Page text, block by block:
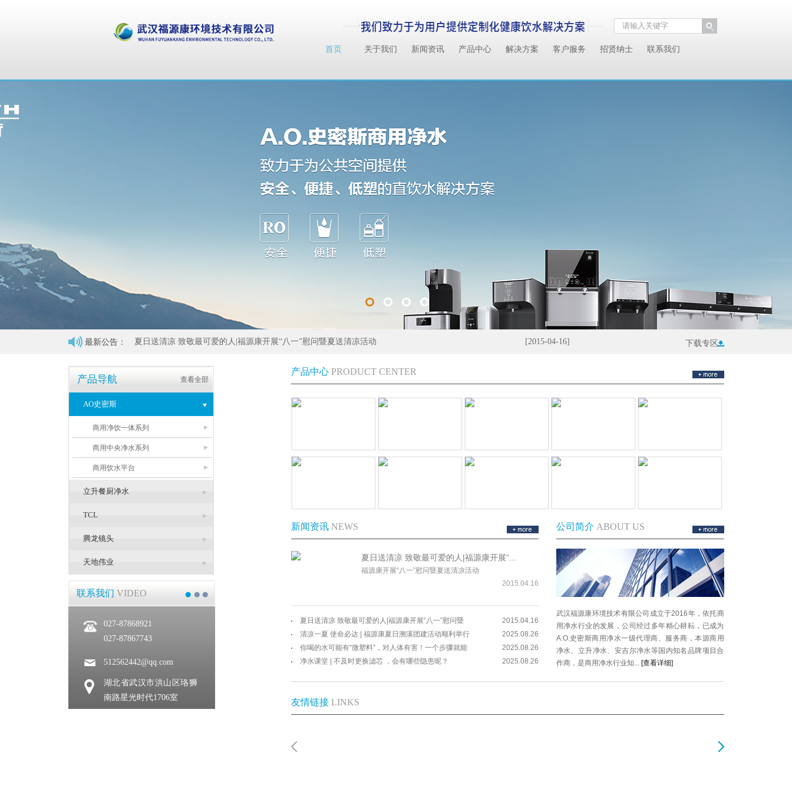
首页 关于我们 新闻资讯 产品中心 解决方案 客户服务 招贤纳士 联系我们
最新公告： 下载专区
夏日送清凉 致敬最可爱的人|福源康开展“八一”慰问暨夏送清凉活动 [2015-04-16]
查看全部
产品导航
AO史密斯
商用净饮一体系列
商用中央净水系列
商用饮水平台
立升餐厨净水
TCL
腾龙镜头
天地伟业
联系我们 VIDEO
027-87868921
027-87867743
512562442@qq.com
湖北省武汉市洪山区珞狮
南路星光时代1706室
产品中心 PRODUCT CENTER
新闻资讯 NEWS
夏日送清凉 致敬最可爱的人|福源康开展“...
福源康开展“八一”慰问暨夏送清凉活动
2015.04.16
2015.04.16
夏日送清凉 致敬最可爱的人|福源康开展“八一”慰问暨
2025.08.26
清凉一夏 使命必达 | 福源康夏日溯溪团建活动顺利举行
2025.08.26
你喝的水可能有“微塑料”，对人体有害！一个步骤就能
2025.08.26
净水课堂 | 不及时更换滤芯 ，会有哪些隐患呢？
公司简介 ABOUT US
武汉福源康环境技术有限公司成立于2016年，依托商
用净水行业的发展，公司经过多年精心耕耘，已成为
A.O.史密斯商用净水一级代理商、服务商，本源商用
净水、立升净水、安吉尔净水等国内知名品牌项目合
作商，是商用净水行业知... [查看详细]
友情链接LINKS